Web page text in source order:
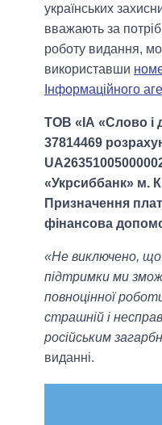
українських
вважають за
роботу видання,
використавши
Інформаційного
ТОВ «ІА «Слово і
37814469
«Укрсиббанк» м.
Призначення
фінансова
«Не виключено, що
підтримки ми
повноцінної
страшній і
російським
виданні.